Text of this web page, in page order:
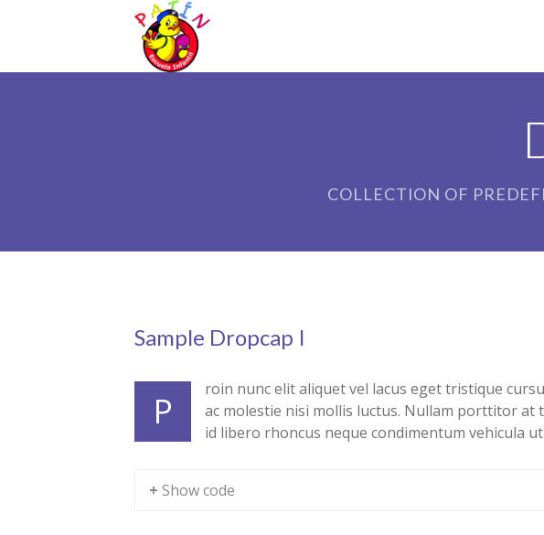
COLLECTION OF
Sample Dropcap I
P
roin nunc elit aliquet vel lacus eget tristique
ac molestie nisi mollis luctus. Nullam porttitor at
id libero rhoncus neque condimentum vehicula
+ Show code